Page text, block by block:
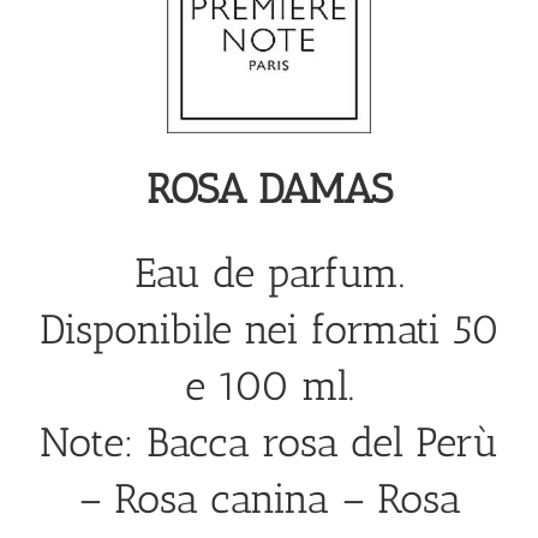
ROSA DAMAS
Eau de parfum.
Disponibile nei formati 50
e 100 ml.
Note: Bacca rosa del Perù
– Rosa canina – Rosa